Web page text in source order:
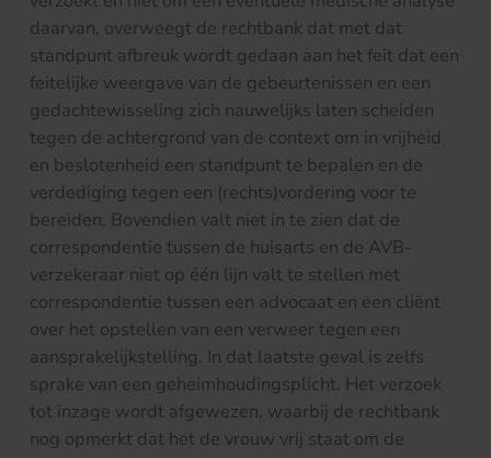
daarvan, overweegt de rechtbank dat met dat
standpunt afbreuk wordt gedaan aan het feit dat een
feitelijke weergave van de gebeurtenissen en een
gedachtewisseling zich nauwelijks laten scheiden
tegen de achtergrond van de context om in vrijheid
en beslotenheid een standpunt te bepalen en de
verdediging tegen een (rechts)vordering voor te
bereiden. Bovendien valt niet in te zien dat de
correspondentie tussen de huisarts en de AVB-
verzekeraar niet op één lijn valt te stellen met
correspondentie tussen een advocaat en een cliënt
over het opstellen van een verweer tegen een
aansprakelijkstelling. In dat laatste geval is zelfs
sprake van een geheimhoudingsplicht. Het verzoek
tot inzage wordt afgewezen, waarbij de rechtbank
nog opmerkt dat het de vrouw vrij staat om de